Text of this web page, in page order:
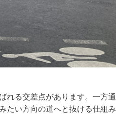
れる交差点があります。一方通
たい方向の道へと抜ける仕組み